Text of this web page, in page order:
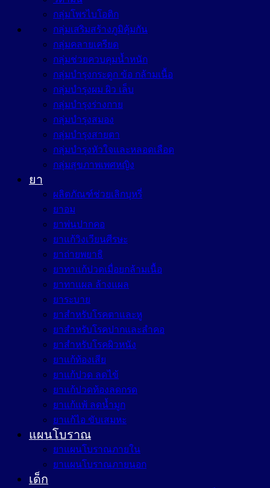
กลุ่มโพรไบโอติก
กลุ่มเสริมสร้างภูมิคุ้มกัน
กลุ่มคลายเครียด
กลุ่มช่วยควบคุมน้ำหนัก
กลุ่มบำรุงกระดูก ข้อ กล้ามเนื้อ
กลุ่มบำรุงผม ผิว เล็บ
กลุ่มบำรุงร่างกาย
กลุ่มบำรุงสมอง
กลุ่มบำรุงสายตา
กลุ่มบำรุงหัวใจและหลอดเลือด
กลุ่มสุขภาพเพศหญิง
ยา
ผลิตภัณฑ์ช่วยเลิกบุหรี่
ยาอม
ยาพ่นปากคอ
ยาแก้วิงเวียนศีรษะ
ยาถ่ายพยาธิ
ยาทาแก้ปวดเมื่อยกล้ามเนื้อ
ยาทาแผล ล้างแผล
ยาระบาย
ยาสำหรับโรคตาและหู
ยาสำหรับโรคปากและลำคอ
ยาสำหรับโรคผิวหนัง
ยาแก้ท้องเสีย
ยาแก้ปวด ลดไข้
ยาแก้ปวดท้องลดกรด
ยาแก้แพ้ ลดน้ำมูก
ยาแก้ไอ ขับเสมหะ
แผนโบราณ
ยาแผนโบราณภายใน
ยาแผนโบราณภายนอก
เด็ก